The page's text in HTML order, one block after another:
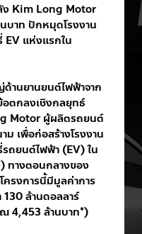
Kim Long Motor
บาท ปักหมุดโรงงาน
EV แห่งแรกใน
านยานยนต์ไฟฟ้าจาก
อตกลงเชิงกลยุทธ์
Motor ผู้ผลิตรถยนต์
เพื่อก่อสร้างโรงงาน
ถยนต์ไฟฟ้า (EV) ใน
ทางตอนกลางของ
ครงการนี้มีมูลค่าการ
130 ล้านดอลลาร์
4,453 ล้านบาท*)